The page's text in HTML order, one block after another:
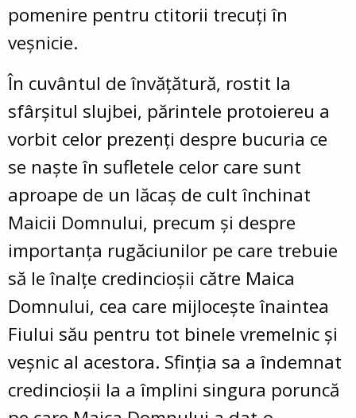
pomenire pentru ctitorii trecuți în
veșnicie.
În cuvântul de învățătură, rostit la
sfârșitul slujbei, părintele protoiereu a
vorbit celor prezenți despre bucuria ce
se naște în sufletele celor care sunt
aproape de un lăcaș de cult închinat
Maicii Domnului, precum și despre
importanța rugăciunilor pe care trebuie
să le înalțe credincioșii către Maica
Domnului, cea care mijlocește înaintea
Fiului său pentru tot binele vremelnic și
veșnic al acestora. Sfinția sa a îndemnat
credincioșii la a împlini singura poruncă